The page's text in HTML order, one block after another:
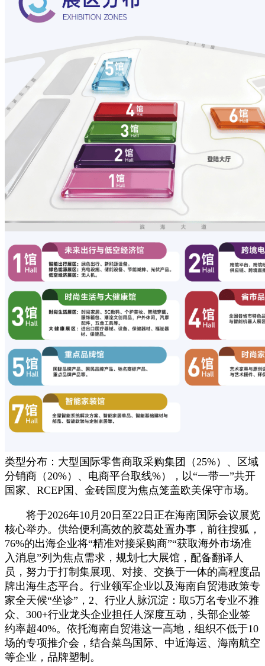
类型分布：大型国际零售商取采购集团（25%）、区域
分销商（20%）、电商平台取线%），以“一带一”共开
国家、RCEP国、金砖国度为焦点笼盖欧美保守市场。
将于2026年10月20日至22日正在海南国际会议展览
核心举办。供给便利高效的胶葛处置办事，前往搜狐，
76%的出海企业将“精准对接采购商”“获取海外市场准
入消息”列为焦点需求，规划七大展馆，配备翻译人
员，努力于打制集展现、对接、交换于一体的高程度品
牌出海生态平台。行业领军企业以及海南自贸港政策专
家全天候“坐诊”，2、行业人脉沉淀：取5万名专业不雅
众、300+行业龙头企业担任人深度互动，头部企业签
约率超40%。依托海南自贸港这一高地，组织不低于10
场的专项推介会，结合菜鸟国际、中近海运、海南航空
等企业，品牌塑制。